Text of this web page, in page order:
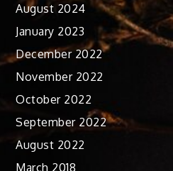
August 2024
January 2023
December 2022
November 2022
October 2022
September 2022
August 2022
March 2018